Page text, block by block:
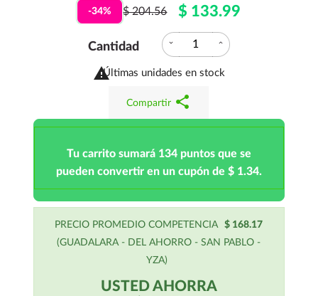
-34% $ 204.56 $ 133.99
Cantidad expand_more expand_less

Últimas unidades en stock
Compartir share
Tu carrito sumará 134 puntos que se
pueden convertir en un cupón de $ 1.34.
PRECIO PROMEDIO COMPETENCIA
$ 168.17
(GUADALARA - DEL AHORRO - SAN PABLO -
YZA)
USTED AHORRA